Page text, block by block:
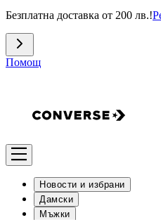
Безплатна доставка от 200 лв.!
Помощ
Новости и избрани
Дамски
Мъжки